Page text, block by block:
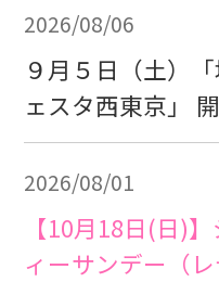
2026/08/06
９月５日（土）
ェスタ西東京」
2026/08/01
【10月18日(日)
ィーサンデー（